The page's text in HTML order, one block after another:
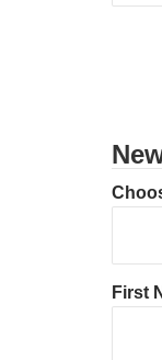
First